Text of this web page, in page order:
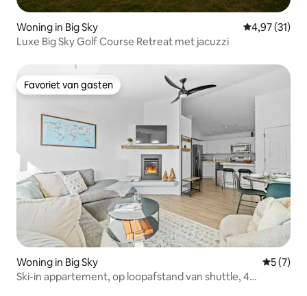
Woning in Big Sky Gemiddelde
4,97 (31)
Luxe Big Sky Golf Course Retreat met jacuzzi
Favoriet van gasten
Favoriet van gasten
Woning in Big Sky
5 (7)
Ski-in appartement, op loopafstand van shuttle, 4